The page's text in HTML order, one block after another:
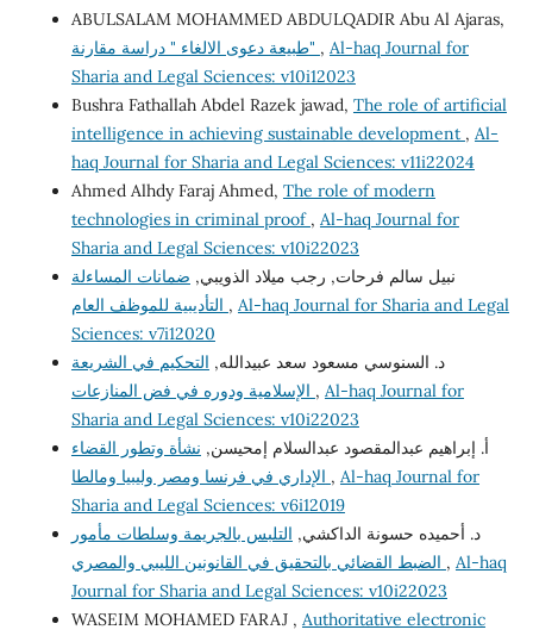
ABULSALAM MOHAMMED ABDULQADIR Abu Al Ajaras,
طبيعة دعوى الالغاء " دراسة مقارنة" , Al-haq Journal for
Sharia and Legal Sciences: v10i12023
Bushra Fathallah Abdel Razek jawad, The role of artificial
intelligence in achieving sustainable development , Al-
haq Journal for Sharia and Legal Sciences: v11i22024
Ahmed Alhdy Faraj Ahmed, The role of modern
technologies in criminal proof , Al-haq Journal for
Sharia and Legal Sciences: v10i22023
نبيل سالم فرحات, رجب ميلاد الذويبي, ضمانات المساءلة
, Al-haq Journal for Sharia and Legal
Sciences: v7i12020
د. السنوسي مسعود سعد عبيدالله, التحكيم في الشريعة
, Al-haq Journal for
Sharia and Legal Sciences: v10i22023
أ. إبراهيم عبدالمقصود عبدالسلام إمحيسن, نشأة وتطور القضاء
, Al-haq Journal for
Sharia and Legal Sciences: v6i12019
د. أحميده حسونة الداكشي, التلبس بالجريمة وسلطات مأمور
, Al-haq
Journal for Sharia and Legal Sciences: v10i22023
WASEIM MOHAMED FARAJ , Authoritative electronic